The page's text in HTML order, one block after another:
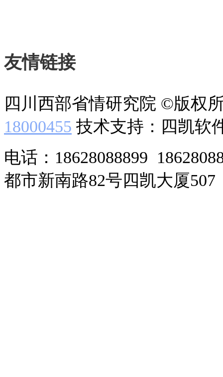
友情链接
四川西部省情研究院 ©版权
18000455 技术支持：四凯软
电话：18628088899
都市新南路82号四凯大厦507